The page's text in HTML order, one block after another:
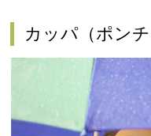
カッパ（ポンチ